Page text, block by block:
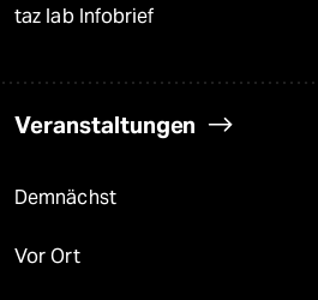
taz lab Infobrief
Veranstaltungen
Demnächst
Vor Ort